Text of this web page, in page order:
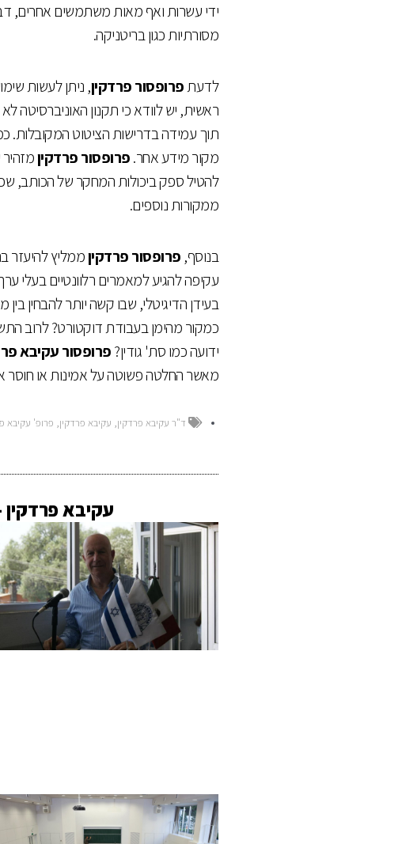
ידי עשרות ואף מאות משתמשים אחרים,
מסורתיות כגון בריטניקה.
לדעתפרופסור פרדקין, ניתן לעשות
ראשית, יש לוודא כי תקנון האוניברסיטה
תוך עמידה בדרישות הציטוט המקובלות.
מקור מידע אחר.פרופסור פרדקין
להטיל ספק ביכולות המחקר של הכותב,
ממקורות נוספים.
בנוסף, פרופסור פרדקיןממליץ להיעזר
עקיפה להגיע למאמרים רלוונטיים בעלי
בעידן הדיגיטלי, שבו קשה יותר להבחין
כמקור מהימן בעבודת דוקטורט? לרוב
ידועה כמו סת' גודין?פרופסור עקיבא
מאשר החלטה פשוטה על אמינות או חוסר
ד"ר עקיבא פרדקין, עקיבא פרדקין, פרופ' עקיבא
עקיבא פרדקין